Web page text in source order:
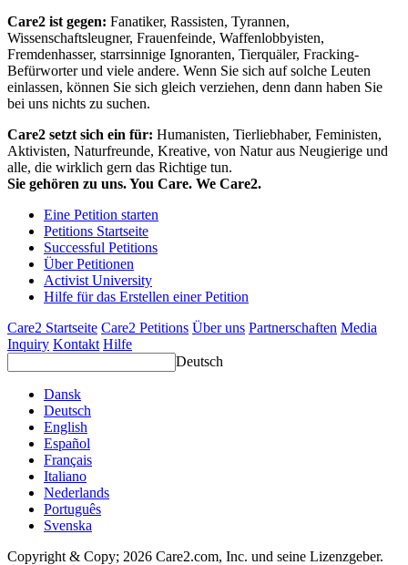
Care2 ist gegen: Fanatiker, Rassisten, Tyrannen,
Wissenschaftsleugner, Frauenfeinde, Waffenlobbyisten,
Fremdenhasser, starrsinnige Ignoranten, Tierquäler, Fracking-
Befürworter und viele andere. Wenn Sie sich auf solche Leuten
einlassen, können Sie sich gleich verziehen, denn dann haben Sie
bei uns nichts zu suchen.
Care2 setzt sich ein für: Humanisten, Tierliebhaber, Feministen,
Aktivisten, Naturfreunde, Kreative, von Natur aus Neugierige und
alle, die wirklich gern das Richtige tun.
Sie gehören zu uns. You Care. We Care2.
Eine Petition starten
Petitions Startseite
Successful Petitions
Über Petitionen
Activist University
Hilfe für das Erstellen einer Petition
Care2 Startseite Care2 Petitions Über uns Partnerschaften Media
Inquiry Kontakt Hilfe
Deutsch
Dansk
Deutsch
English
Español
Français
Italiano
Nederlands
Português
Svenska
Copyright & Copy; 2026 Care2.com, Inc. und seine Lizenzgeber.